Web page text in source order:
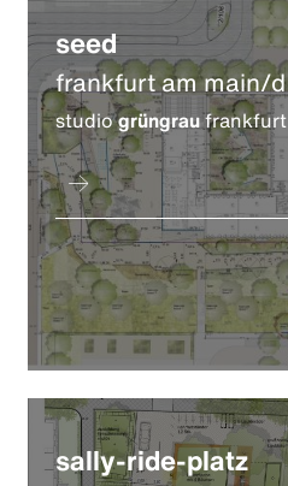
seed
frankfurt am main/d
studiogrüngraufrankfurt
sally-ride-platz